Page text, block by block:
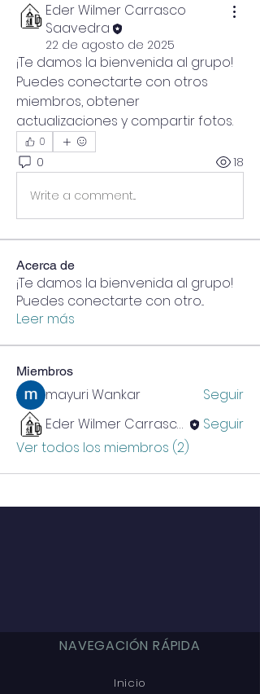
Eder Wilmer Carrasco
Saavedra
22 de agosto de 2025
¡Te damos la bienvenida al grupo!
Puedes conectarte con otros
miembros, obtener
actualizaciones y compartir fotos.
0
0 18
Write a comment...
Acerca de
¡Te damos la bienvenida al grupo!
Puedes conectarte con otro...
Leer más
Miembros
mayuri Wankar
Seguir
Eder Wilmer Carrasco Saavedra
Seguir
Ver todos los miembros (2)
NAVEGACIÓN RÁPIDA
Inicio